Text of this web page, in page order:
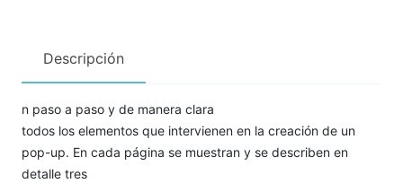
Descripción
n paso a paso y de manera clara
todos los elementos que intervienen en la creación de un
pop-up. En cada página se muestran y se describen en
detalle tres